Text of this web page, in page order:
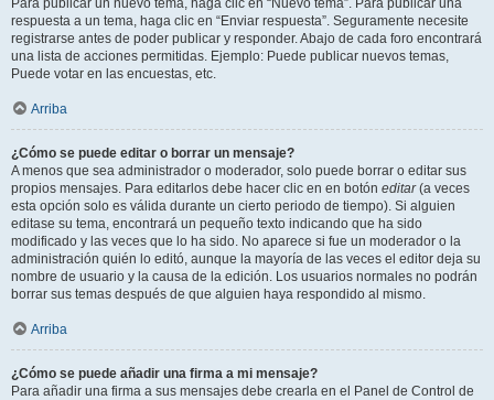
Para publicar un nuevo tema, haga clic en “Nuevo tema”. Para publicar una
respuesta a un tema, haga clic en “Enviar respuesta”. Seguramente necesite
registrarse antes de poder publicar y responder. Abajo de cada foro encontrará
una lista de acciones permitidas. Ejemplo: Puede publicar nuevos temas,
Puede votar en las encuestas, etc.
Arriba
¿Cómo se puede editar o borrar un mensaje?
A menos que sea administrador o moderador, solo puede borrar o editar sus
propios mensajes. Para editarlos debe hacer clic en en botón editar(a veces
esta opción solo es válida durante un cierto periodo de tiempo). Si alguien
editase su tema, encontrará un pequeño texto indicando que ha sido
modificado y las veces que lo ha sido. No aparece si fue un moderador o la
administración quién lo editó, aunque la mayoría de las veces el editor deja su
nombre de usuario y la causa de la edición. Los usuarios normales no podrán
borrar sus temas después de que alguien haya respondido al mismo.
Arriba
¿Cómo se puede añadir una firma a mi mensaje?
Para añadir una firma a sus mensajes debe crearla en el Panel de Control de